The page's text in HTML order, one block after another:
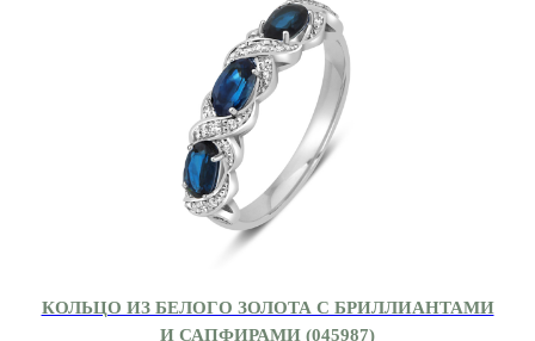
КОЛЬЦО ИЗ БЕЛОГО ЗОЛОТА С БРИЛЛИАНТАМИ
И САПФИРАМИ (045987)